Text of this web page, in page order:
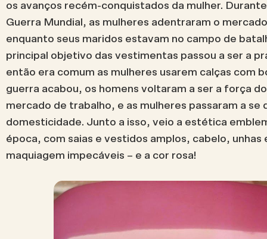
os avanços recém-conquistados da mulher.
Guerra Mundial, as mulheres adentraram o
enquanto seus maridos estavam no campo de
principal objetivo das vestimentas passou a ser a
então era comum as mulheres usarem calças com
guerra acabou, os homens voltaram a ser a força
mercado de trabalho, e as mulheres passaram a se
domesticidade. Junto a isso, veio a estética
época, com saias e vestidos amplos, cabelo, unhas
maquiagem impecáveis – e a cor rosa!